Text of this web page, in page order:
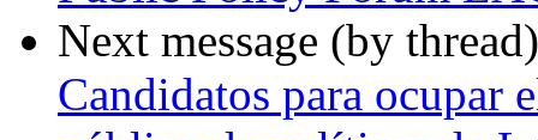
Next message (by
Candidatos para ocupar